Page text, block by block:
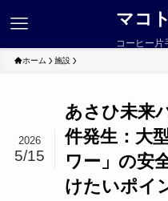
マコ
コーヒー片
ホーム 施設
あさひ未来
件発生：大
ワー」の安
けたいポイ
2026
5/15